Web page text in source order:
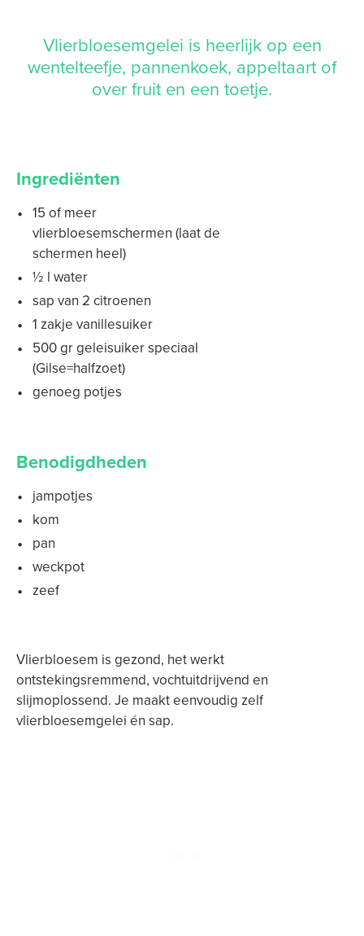
Vlierbloesemgelei is heerlijk op een
wentelteefje, pannenkoek, appeltaart of
over fruit en een toetje.
Ingrediënten
15 of meer
vlierbloesemschermen (laat de
schermen heel)
½ l water
sap van 2 citroenen
1 zakje vanillesuiker
500 gr geleisuiker speciaal
(Gilse=halfzoet)
genoeg potjes
Benodigdheden
jampotjes
kom
pan
weckpot
zeef
Vlierbloesem is gezond, het werkt
ontstekingsremmend, vochtuitdrijvend en
slijmoplossend. Je maakt eenvoudig zelf
vlierbloesemgelei én sap.